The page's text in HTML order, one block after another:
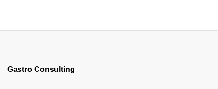
Gastro Consulting